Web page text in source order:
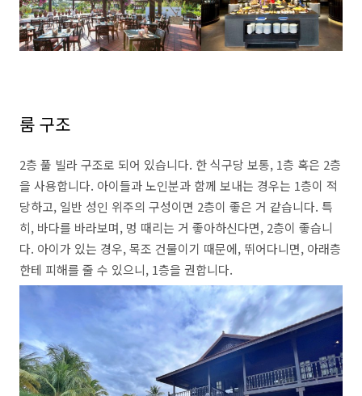
룸 구조
2층 풀 빌라 구조로 되어 있습니다. 한 식구당 보통, 1층 혹은 2층
을 사용합니다. 아이들과 노인분과 함께 보내는 경우는 1층이 적
당하고, 일반 성인 위주의 구성이면 2층이 좋은 거 같습니다. 특
히, 바다를 바라보며, 멍 때리는 거 좋아하신다면, 2층이 좋습니
다. 아이가 있는 경우, 목조 건물이기 때문에, 뛰어다니면, 아래층
한테 피해를 줄 수 있으니, 1층을 권합니다.